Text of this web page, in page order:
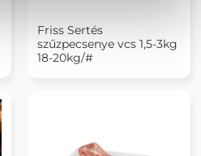
Friss Sertés
szűzpecsenye vcs 1,5-3kg
18-20kg/#